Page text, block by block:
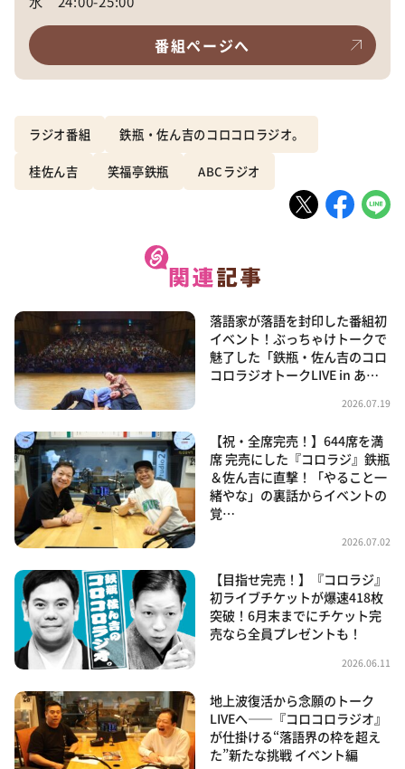
番組ページへ
ラジオ番組 鉄瓶・佐ん吉のコロコロラジオ。
桂佐ん吉 笑福亭鉄瓶 ABCラジオ
落語家が落語を封印した番組初
イベント！ぶっちゃけトークで
魅了した「鉄瓶・佐ん吉のコロ
コロラジオトークLIVE in あ…
2026.07.19
【祝・全席完売！】644席を満
席 完売にした『コロラジ』鉄瓶
＆佐ん吉に直撃！「やること一
緒やな」の裏話からイベントの
覚…
2026.07.02
【目指せ完売！】『コロラジ』
初ライブチケットが爆速418枚
突破！6月末までにチケット完
売なら全員プレゼントも！
2026.06.11
地上波復活から念願のトーク
LIVEへ――『コロコロラジオ』
が仕掛ける“落語界の枠を超え
た”新たな挑戦 イベント編